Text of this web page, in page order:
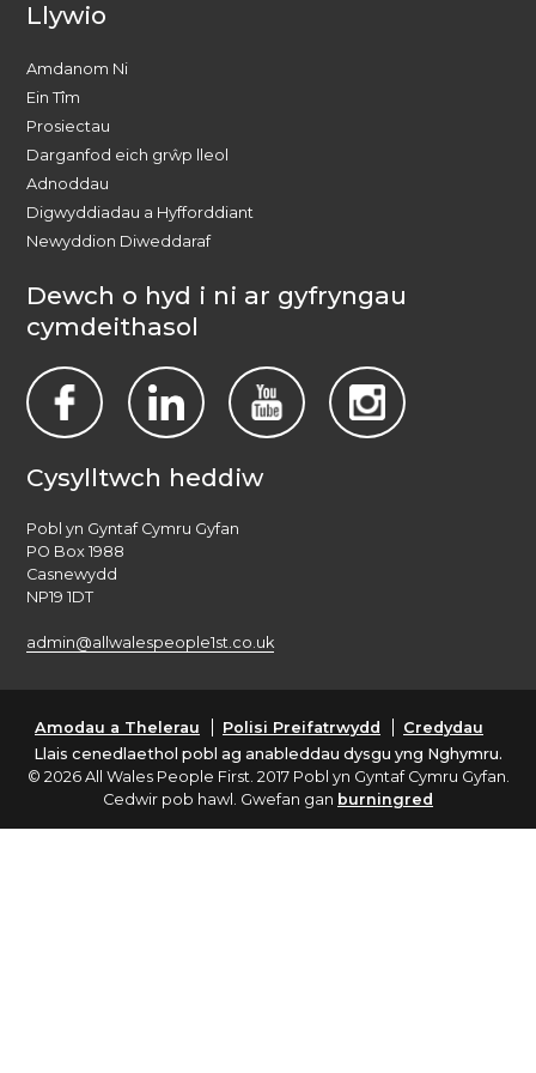
Llywio
Amdanom Ni
Ein Tîm
Prosiectau
Darganfod eich grŵp lleol
Adnoddau
Digwyddiadau a Hyfforddiant
Newyddion Diweddaraf
Dewch o hyd i ni ar gyfryngau
cymdeithasol
Cysylltwch heddiw
Pobl yn Gyntaf Cymru Gyfan
PO Box 1988
Casnewydd
NP19 1DT
admin@allwalespeople1st.co.uk
Amodau a Thelerau Polisi Preifatrwydd
Credydau
Llais cenedlaethol pobl ag anableddau dysgu yng Nghymru.
© 2026 All Wales People First. 2017 Pobl yn Gyntaf Cymru Gyfan.
Cedwir pob hawl. Gwefan gan burningred